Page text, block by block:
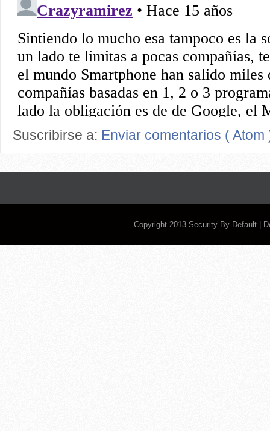
Suscribirse a: Enviar comentarios ( Atom
Copyright 2013 Security By Default |